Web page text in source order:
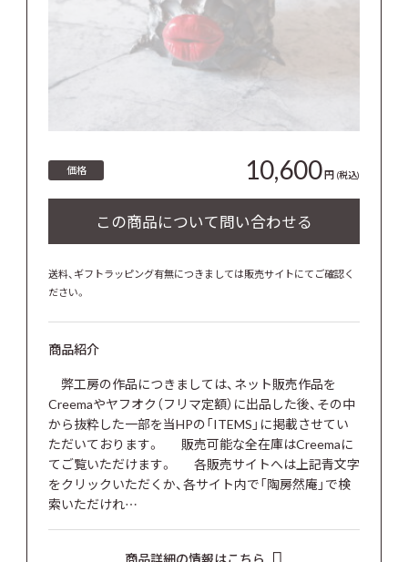
価格 10,600円 (税込)
送料、ギフトラッピング有無につきましては販売サイトにてご確認く
ださい。
商品紹介
弊工房の作品につきましては、ネット販売作品を
Creemaやヤフオク（フリマ定額）に出品した後、その中
から抜粋した一部を当HPの「ITEMS」に掲載させてい
ただいております。 販売可能な全在庫はCreemaに
てご覧いただけます。 各販売サイトへは上記青文字
をクリックいただくか、各サイト内で「陶房然庵」で検
索いただけれ…
商品詳細の情報はこちら